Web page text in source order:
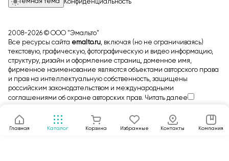
Главная Каталог Корзина Избранные Контакты Компания
Конфиденциальность
2008-2026 © ООО "Эмальто"
Все ресурсы сайта emalto.ru, включая (но не ограничиваясь)
текстовую, графическую, фотографическую и видео информацию,
структуру, дизайн и оформление страниц, доменное имя,
фирменное наименование являются объектами авторского права
и прав на интеллектуальную собственность, защищены
российским законодательством и международными
соглашениями об охране авторских прав. Читать далее